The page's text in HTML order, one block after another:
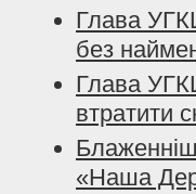
Глава
без
Глава
втратити
«Наша